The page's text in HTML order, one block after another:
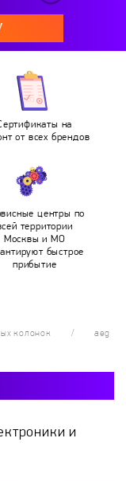
на
от всех брендов
центры по
территории
Москвы и МО
быстрое
прибытие
колонок aeg
и